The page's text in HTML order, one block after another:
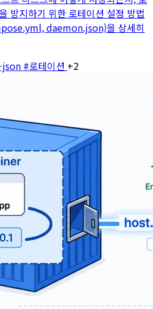
방지하기 위한 로테이션 설정 방법
daemon.json)을 상세히
#로테이션 +2